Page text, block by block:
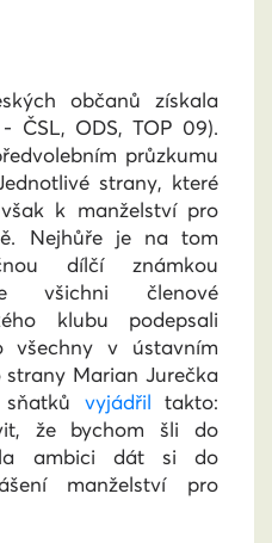
občanů získala
- ČSL, ODS, TOP 09).
průzkumu
strany, které
k manželství pro
Nejhůře je na tom
dílčí známkou
všichni členové
klubu podepsali
všechny v ústavním
strany Marian Jurečka
vyjádřil takto:
že bychom šli do
ambici dát si do
manželství pro